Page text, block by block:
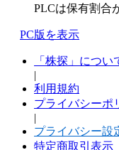
PLCは保有割合
PC版を表示
「株探」につい
|
利用規約
プライバシーポ
|
プライバシー設
特定商取引表示